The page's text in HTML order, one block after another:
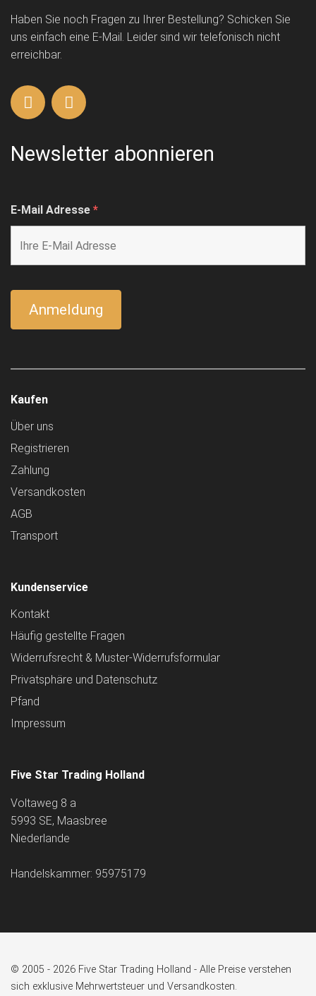
Haben Sie noch Fragen zu Ihrer Bestellung? Schicken Sie
uns einfach eine E-Mail. Leider sind wir telefonisch nicht
erreichbar.
Newsletter abonnieren
E-Mail Adresse *
Kaufen
Über uns
Registrieren
Zahlung
Versandkosten
AGB
Transport
Kundenservice
Kontakt
Häufig gestellte Fragen
Widerrufsrecht & Muster-Widerrufsformular
Privatsphäre und Datenschutz
Pfand
Impressum
Five Star Trading Holland
Voltaweg 8 a
5993 SE, Maasbree
Niederlande
Handelskammer: 95975179
© 2005 - 2026 Five Star Trading Holland - Alle Preise verstehen
sich exklusive Mehrwertsteuer und Versandkosten.